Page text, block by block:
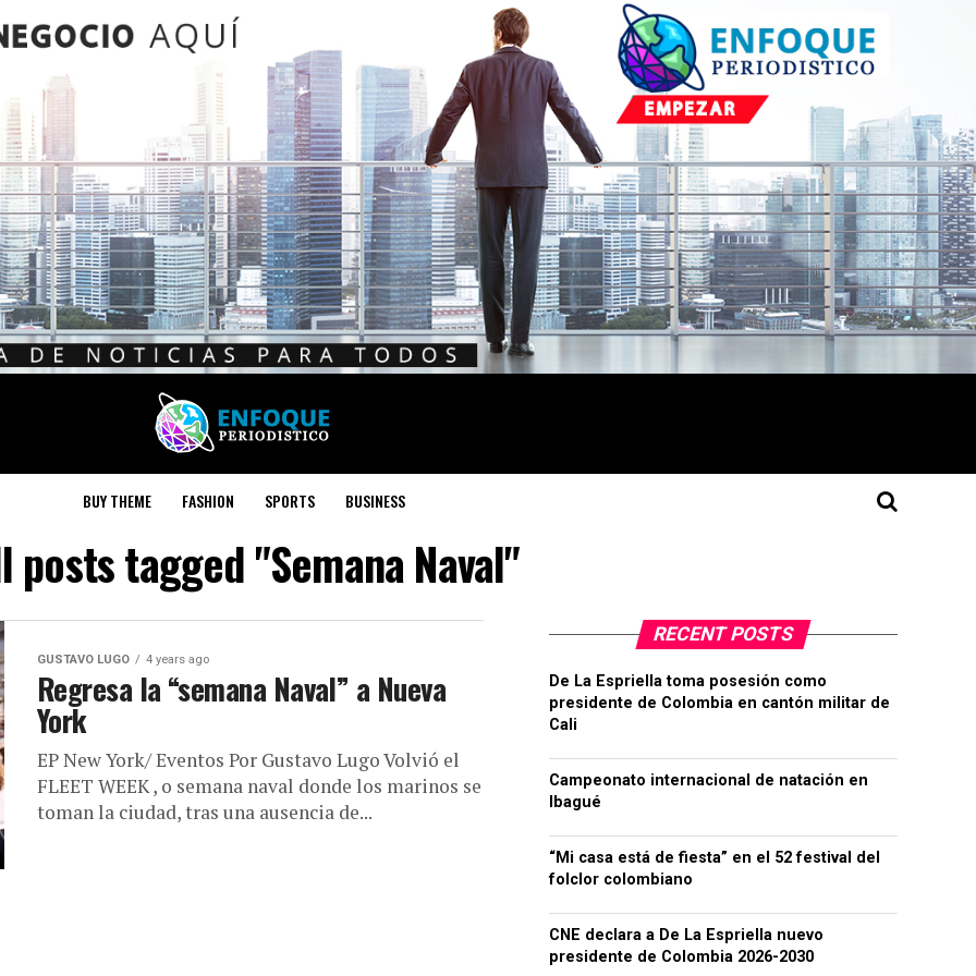
BUY THEME FASHION SPORTS BUSINESS
posts tagged "Semana Naval"
GUSTAVO LUGO 4 years ago
Regresa la “semana Naval” a Nueva
York
EP New York/ Eventos Por Gustavo Lugo Volvió el
FLEET WEEK , o semana naval donde los marinos se
toman la ciudad, tras una ausencia de...
RECENT POSTS
De La Espriella toma posesión como
presidente de Colombia en cantón militar de
Cali
Campeonato internacional de natación en
Ibagué
“Mi casa está de fiesta” en el 52 festival del
folclor colombiano
CNE declara a De La Espriella nuevo
presidente de Colombia 2026-2030